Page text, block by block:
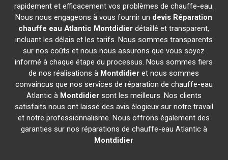
rapidement et efficacement vos problèmes de chauffe-eau.
Nous nous engageons à vous fournir un devis Réparation
chauffe eau Atlantic Montdidier détaillé et transparent,
incluant les délais et les tarifs. Nous sommes transparents
sur nos coûts et nous nous assurons que vous soyez
informé à chaque étape du processus. Nous sommes fiers
de nos réalisations à Montdidier et nous sommes
convaincus que nos services de réparation de chauffe-eau
Atlantic à Montdidiersont les meilleurs. Nos clients
satisfaits nous ont laissé des avis élogieux sur notre travail
et notre professionnalisme. Nous offrons également des
garanties sur nos réparations de chauffe-eau Atlantic à
Montdidier